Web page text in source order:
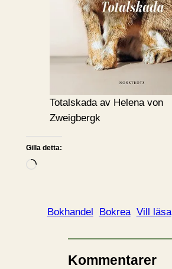
Totalskada av Helena von
Zweigbergk
Gilla detta:
L
Bokhandel Bokrea Vill läsa
Kommentarer